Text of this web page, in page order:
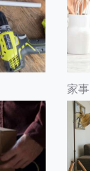
家事